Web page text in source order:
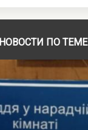
НОВОСТИ ПО ТЕМЕ